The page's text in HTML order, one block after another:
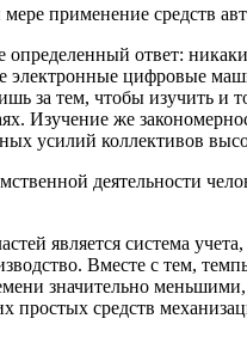
применение средств
ответ:
цифровые
за тем, чтобы изучить
Изучение же
усилий коллективов
деятельности
является система
Вместе с тем,
значительно
простых средств